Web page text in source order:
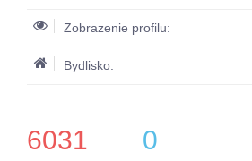
Zobrazenie profilu:
Bydlisko:
6031 0